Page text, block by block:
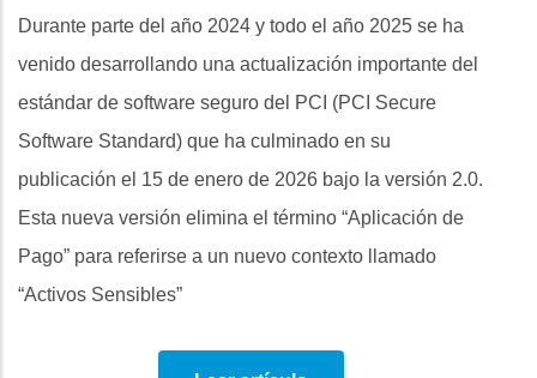
Durante parte del año 2024 y todo el año 2025 se ha
venido desarrollando una actualización importante del
estándar de software seguro del PCI (PCI Secure
Software Standard) que ha culminado en su
publicación el 15 de enero de 2026 bajo la versión 2.0.
Esta nueva versión elimina el término “Aplicación de
Pago” para referirse a un nuevo contexto llamado
“Activos Sensibles”